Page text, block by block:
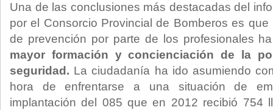
Una de las conclusiones más destacadas del
por el Consorcio Provincial de Bomberos es
de prevención por parte de los profesionales
mayor formación y concienciación de la
seguridad. La ciudadanía ha ido asumiendo
hora de enfrentarse a una situación de
implantación del 085 que en 2012 recibió 754